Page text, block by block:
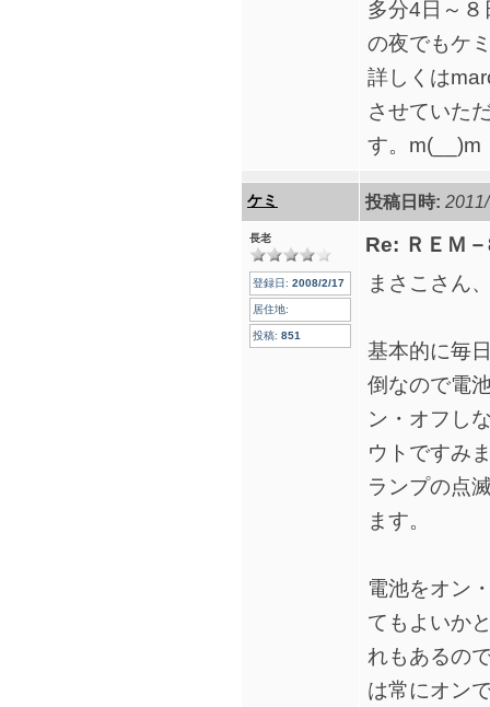
多分4日～
の夜でもケ
詳しくは
させていた
す。m(__)m
ケミ 投稿日時:
長老
登録日: 2008/2/17
居住地:
投稿: 851
Re: ＲＥＭ
まさこさん
基本的に毎
倒なので電
ン・オフし
ウトですみ
ランプの点
ます。
電池をオン
てもよいか
れもあるの
は常にオン